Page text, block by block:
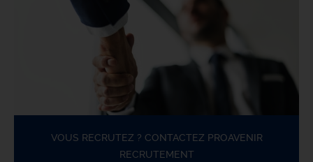
VOUS RECRUTEZ ? CONTACTEZ PROAVENIR
RECRUTEMENT